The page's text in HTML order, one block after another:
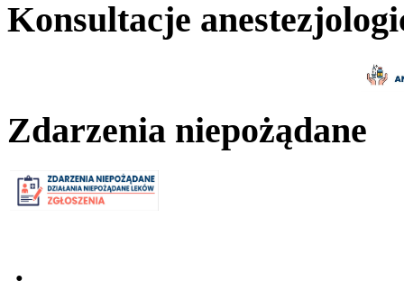
Konsultacje
Zdarzenia niepożądane